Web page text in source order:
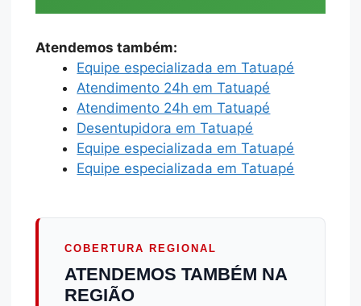
Atendemos também:
Equipe especializada em Tatuapé
Atendimento 24h em Tatuapé
Atendimento 24h em Tatuapé
Desentupidora em Tatuapé
Equipe especializada em Tatuapé
Equipe especializada em Tatuapé
COBERTURA REGIONAL
ATENDEMOS TAMBÉM NA
REGIÃO